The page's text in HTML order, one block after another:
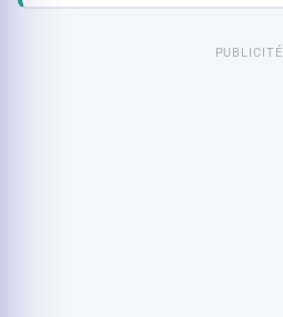
PUBLICITÉ